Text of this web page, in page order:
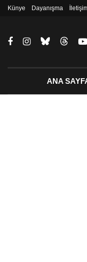
Künye Dayanışma
ANA